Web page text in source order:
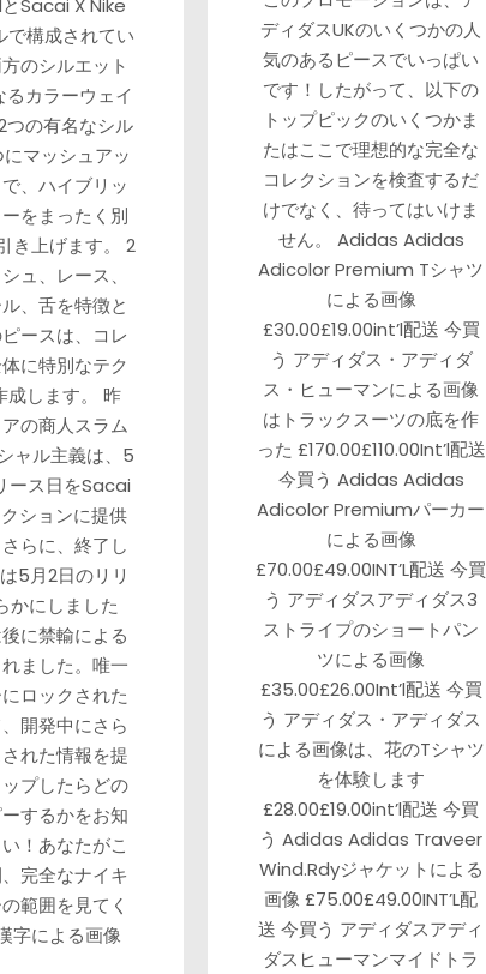
Sacai X Nike
で構成されてい
のシルエット
るカラーウェイ
つの有名なシル
にマッシュアッ
、ハイブリッ
をまったく別
き上げます。 2
ュ、レース、
、舌を特徴と
ースは、コレ
に特別なテク
成します。 昨
の商人スラム
ャル主義は、5
ース日をSacai
ションに提供
らに、終了し
5月2日のリリ
かにしました
に禁輸による
ました。唯一
ロックされた
開発中にさら
れた情報を提
プしたらどの
するかをお知
！あなたがこ
完全なナイキ
範囲を見てく
字による画像
ディダスUKのいくつかの人
気のあるピースでいっぱい
です！したがって、以下の
トップピックのいくつかま
たはここで理想的な完全な
コレクションを検査するだ
けでなく、待ってはいけま
せん。 Adidas Adidas
Adicolor Premium Tシャツ
による画像
£30.00£19.00int’l配送 今買
う アディダス・アディダ
ス・ヒューマンによる画像
はトラックスーツの底を作
った £170.00£110.00Int’l配送
今買う Adidas Adidas
Adicolor Premiumパーカー
による画像
£70.00£49.00INT’L配送 今買
う アディダスアディダス3
ストライプのショートパン
ツによる画像
£35.00£26.00Int’l配送 今買
う アディダス・アディダス
による画像は、花のTシャツ
を体験します
£28.00£19.00int’l配送 今買
う Adidas Adidas Traveer
Wind.Rdyジャケットによる
画像 £75.00£49.00INT’L配
送 今買う アディダスアディ
ダスヒューマンマイドトラ